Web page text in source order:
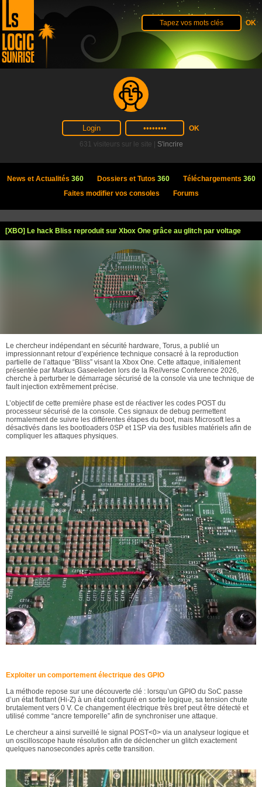
631 visiteurs sur le site | S'incrire
News et Actualités 360 Dossiers et Tutos 360 Téléchargements 360
Faites modifier vos consoles
Forums
[XBO] Le hack Bliss reproduit sur Xbox One grâce au glitch par voltage
Le chercheur indépendant en sécurité hardware, Torus, a publié un
impressionnant retour d’expérience technique consacré à la reproduction
partielle de l’attaque “Bliss” visant la Xbox One. Cette attaque, initialement
présentée par Markus Gaseeleden lors de la Re//verse Conference 2026,
cherche à perturber le démarrage sécurisé de la console via une technique de
fault injection extrêmement précise.
L’objectif de cette première phase est de réactiver les codes POST du
processeur sécurisé de la console. Ces signaux de debug permettent
normalement de suivre les différentes étapes du boot, mais Microsoft les a
désactivés dans les bootloaders 0SP et 1SP via des fusibles matériels afin de
compliquer les attaques physiques.
Exploiter un comportement électrique des GPIO
La méthode repose sur une découverte clé : lorsqu’un GPIO du SoC passe
d’un état flottant (Hi-Z) à un état configuré en sortie logique, sa tension chute
brutalement vers 0 V. Ce changement électrique très bref peut être détecté et
utilisé comme “ancre temporelle” afin de synchroniser une attaque.
Le chercheur a ainsi surveillé le signal POST<0> via un analyseur logique et
un oscilloscope haute résolution afin de déclencher un glitch exactement
quelques nanosecondes après cette transition.